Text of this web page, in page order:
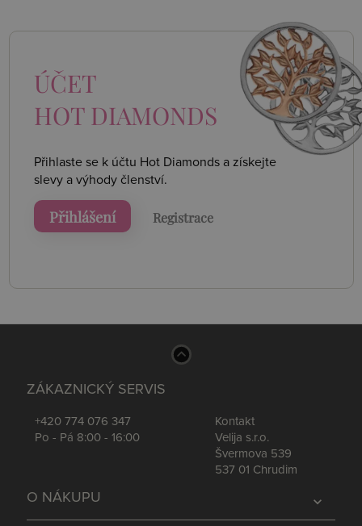
ÚČET
HOT DIAMONDS
Přihlaste se k účtu Hot Diamonds a získejte
slevy a výhody členství.
Přihlášení Registrace
ZÁKAZNICKÝ SERVIS
+420 774 076 347
Po - Pá 8:00 - 16:00
Kontakt
Velija s.r.o.
Švermova 539
537 01 Chrudim
expand_more
O NÁKUPU